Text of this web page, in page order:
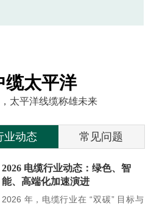
缆太平洋
太平洋线缆称雄未来
业动态 常见问题
2026 电缆行业动态：绿色、智
能、高端化加速演进
2026 年，电缆行业在 “双碳” 目标与